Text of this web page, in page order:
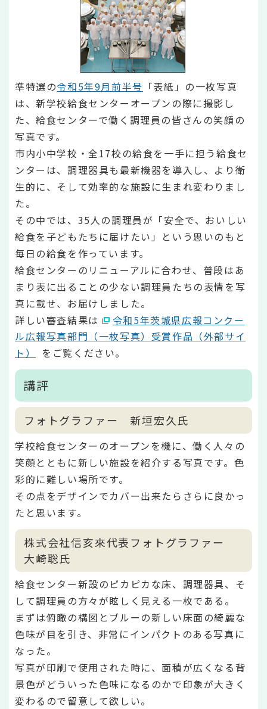
準特選の令和5年9月前半号 「表紙」の一枚写真
は、新学校給食センターオープンの際に撮影し
た、給食センターで働く調理員の皆さんの笑顔の
写真です。
市内小中学校・全17校の給食を一手に担う給食セ
ンターは、調理器具も最新機器を導入し、より衛
生的に、そして効率的な施設に生まれ変わりまし
た。
その中では、35人の調理員が「安全で、おいしい
給食を子どもたちに届けたい」という思いのもと
毎日の給食を作っています。
給食センターのリニューアルに合わせ、普段はあ
まり表に出ることの少ない調理員たちの表情を写
真に載せ、お届けしました。
詳しい審査結果は
令和5年茨城県広報コンクー
ル広報写真部門（一枚写真）受賞作品（外部サイ
ト）
をご覧ください。
講評
フォトグラファー 新垣宏久氏
学校給食センターのオープンを機に、働く人々の
笑顔とともに新しい施設を紹介する写真です。色
彩的に難しい場所です。
その点をデザインでカバー出来たらさらに良かっ
たと思います。
株式会社信亥來代表フォトグラファー
大崎聡氏
給食センター新設のピカピカな床、調理器具、そ
して調理員の方々が眩しく見える一枚である。
まずは俯瞰の構図とブルーの新しい床面の綺麗な
色味が目を引き、非常にインパクトのある写真に
なった。
写真が印刷で使用された時に、面積が広くなる背
景色がどういった色味になるのかで印象が大きく
変わるので留意して欲しい。